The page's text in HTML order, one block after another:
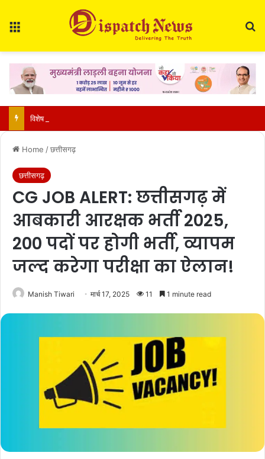
Home /छत्तीसगढ़
छत्तीसगढ़
CG JOB ALERT: छत्तीसगढ़ में
आबकारी आरक्षक भर्ती 2025,
200 पदों पर होगी भर्ती, व्यापम
जल्द करेगा परीक्षा का ऐलान!
Manish Tiwari मार्च 17, 2025 11 1 minute read